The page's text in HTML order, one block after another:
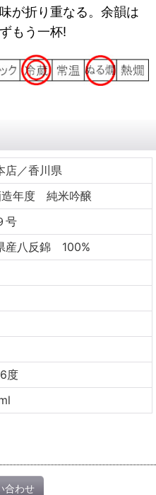
が折り重なる。余韻は
もう一杯!
店／香川県
造年度 純米吟醸
号
産八反錦 100%
度
合わせ